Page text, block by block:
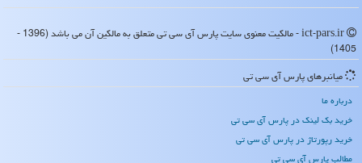
ict-pars.ir - مالکیت معنوی سایت پارس آی سی تی متعلق به مالکین آن می باشد (1396 -
1405)
میانبرهای پارس آی سی تی
درباره ما
خرید بک لینک در پارس آی سی تی
خرید رپورتاژ در پارس آی سی تی
مطالب پارس آی سی تی